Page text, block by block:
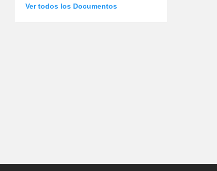
Ver todos los Documentos